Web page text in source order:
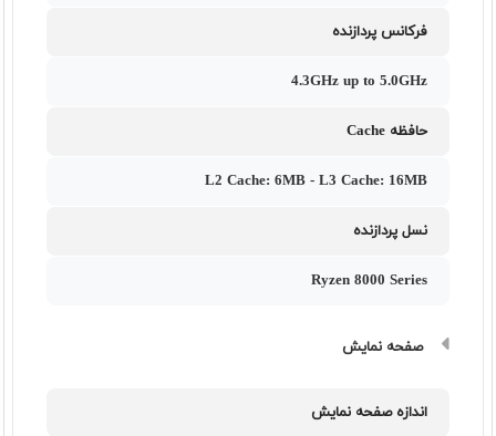
فرکانس پردازنده
4.3GHz up to 5.0GHz
حافظه Cache
L2 Cache: 6MB - L3 Cache: 16MB
نسل پردازنده
Ryzen 8000 Series
صفحه نمایش
اندازه صفحه نمایش